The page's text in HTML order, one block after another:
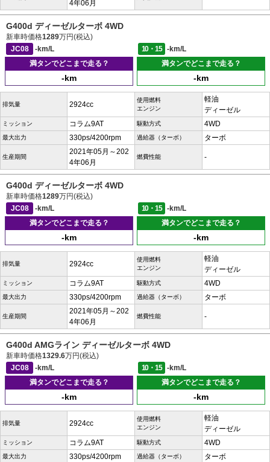
4年06月
G400d ディーゼルターボ 4WD
新車時価格1289万円(税込)
JC08
-km/L 10・15
-km/L
満タンでどこまで走る？
-km
満タンでどこまで走る？
-km
排気量 2924cc
使用燃料
エンジン
軽油
ディーゼル
ミッション コラム9AT 駆動方式 4WD
最大出力 330ps/4200rpm 過給器（ターボ） ターボ
生産期間
2021年05月～202
4年06月
燃費性能 -
G400d ディーゼルターボ 4WD
新車時価格1289万円(税込)
JC08
-km/L 10・15
-km/L
満タンでどこまで走る？
-km
満タンでどこまで走る？
-km
排気量 2924cc
使用燃料
エンジン
軽油
ディーゼル
ミッション コラム9AT 駆動方式 4WD
最大出力 330ps/4200rpm 過給器（ターボ） ターボ
生産期間
2021年05月～202
4年06月
燃費性能 -
G400d AMGライン ディーゼルターボ 4WD
新車時価格1329.6万円(税込)
JC08
-km/L 10・15
-km/L
満タンでどこまで走る？
-km
満タンでどこまで走る？
-km
排気量 2924cc
使用燃料
エンジン
軽油
ディーゼル
ミッション コラム9AT 駆動方式 4WD
最大出力 330ps/4200rpm 過給器（ターボ） ターボ